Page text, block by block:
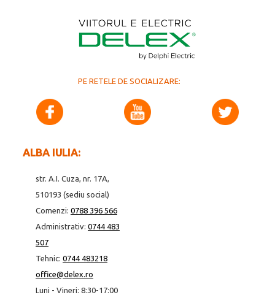
PE RETELE DE SOCIALIZARE:
ALBA IULIA:
str. A.I. Cuza, nr. 17A,
510193 (sediu social)
Comenzi: 0788 396 566
Administrativ: 0744 483
507
Tehnic: 0744 483218
office@delex.ro
Luni - Vineri: 8:30-17:00